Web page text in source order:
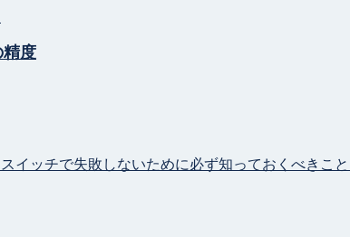
精度
イッチで失敗しないために必ず知っておくべきこと